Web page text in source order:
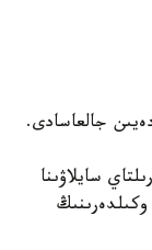
جالعاسادى.
سايلاۋىنا
وكىلدەرىنىڭ